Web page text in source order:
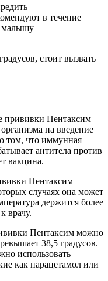
в течение
малышу
стоит вызвать
прививки Пентаксим
на введение
том, что иммунная
антитела против
вакцина.
Пентаксим
случаях она может
держится более
врачу.
Пентаксим можно
38,5 градусов.
использовать
как парацетамол или